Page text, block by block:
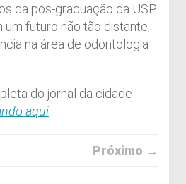
da pós-graduação da USP
um futuro não tão distante,
na área de odontologia
do jornal da cidade
aqui
Próximo →